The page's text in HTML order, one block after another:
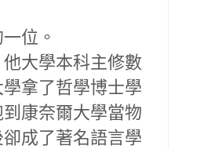
位。
大學本科主修數
拿了哲學博士學
康奈爾大學當物
成了著名語言學